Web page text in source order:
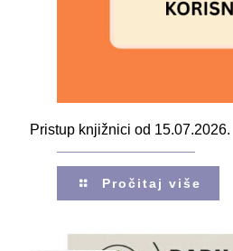
Pristup knjižnici od 15.07.2026.
Pročitaj više